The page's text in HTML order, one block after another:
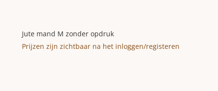
Jute mand M zonder opdruk
Prijzen zijn zichtbaar na het inloggen/registeren